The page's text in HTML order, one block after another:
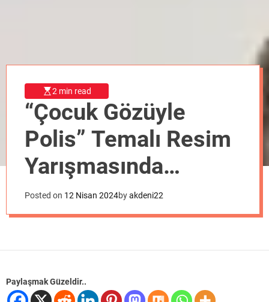
2 min read
“Çocuk Gözüyle
Polis” Temalı Resim
Yarışmasında
Derece Alan
Öğrencilere Ödülleri
Törenle Verildi
Posted on 12 Nisan 2024byakdeni22
Paylaşmak Güzeldir..